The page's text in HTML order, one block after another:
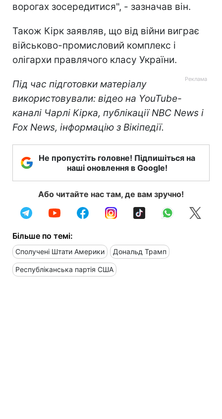
ворогах зосередитися", - зазначав він.
Також Кірк заявляв, що від війни виграє
військово-промисловий комплекс і
олігархи правлячого класу України.
Під час підготовки матеріалу
використовували: відео на YouTube-
каналі Чарлі Кірка, публікації NBC News і
Fox News, інформацію з Вікіпедії.
Не пропустіть головне! Підпишіться на
наші оновлення в Google!
Або читайте нас там, де вам зручно!
Більше по темі:
Сполучені Штати Америки Дональд Трамп
Республіканська партія США